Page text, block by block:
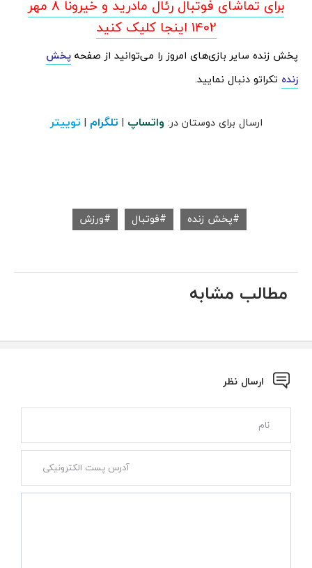
برای تماشای فوتبال رئال مادرید و خیرونا 8 مهر
1402 اینجا کلیک کنید
پخش زنده سایر بازی‌های امروز را می‌توانید از صفحه پخش
زنده تکراتو دنبال نمایید.
ارسال برای دوستان در: واتساپ | تلگرام | توییتر
پخش زنده فوتبال ورزش
مطالب مشابه
ارسال نظر